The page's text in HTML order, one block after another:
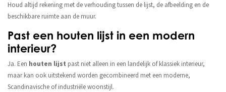
Houd altijd rekening met de verhouding tussen de lijst, de afbeelding en de
beschikbare ruimte aan de muur.
Past een houten lijst in een modern
interieur?
Ja. Een houten lijst past niet alleen in een landelijk of klassiek interieur,
maar kan ook uitstekend worden gecombineerd met een moderne,
Scandinavische of industriële woonstijl.